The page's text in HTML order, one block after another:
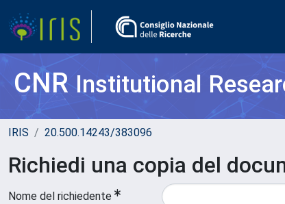
CNRInstitutional
IRIS 20.500.14243/383096
Richiedi una copia del
Nome del richiedente